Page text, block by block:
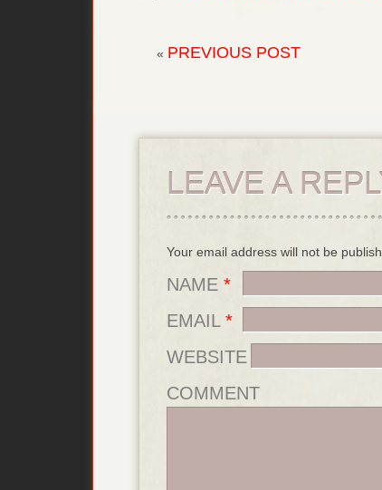
« PREVIOUS POST
LEAVE A
Your email address will not be
NAME *
EMAIL *
WEBSITE
COMMENT